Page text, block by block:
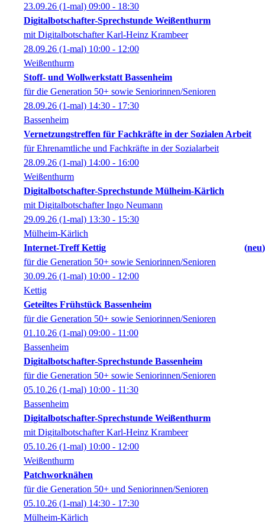
23.09.26 (1-mal) 09:00 - 18:30
Digitalbotschafter-Sprechstunde Weißenthurm
mit Digitalbotschafter Karl-Heinz Krambeer
28.09.26 (1-mal) 10:00 - 12:00
Weißenthurm
Stoff- und Wollwerkstatt Bassenheim
für die Generation 50+ sowie Seniorinnen/Senioren
28.09.26 (1-mal) 14:30 - 17:30
Bassenheim
Vernetzungstreffen für Fachkräfte in der Sozialen Arbeit
für Ehrenamtliche und Fachkräfte in der Sozialarbeit
28.09.26 (1-mal) 14:00 - 16:00
Weißenthurm
Digitalbotschafter-Sprechstunde Mülheim-Kärlich
mit Digitalbotschafter Ingo Neumann
29.09.26 (1-mal) 13:30 - 15:30
Mülheim-Kärlich
Internet-Treff Kettig
neu
für die Generation 50+ sowie Seniorinnen/Senioren
30.09.26 (1-mal) 10:00 - 12:00
Kettig
Geteiltes Frühstück Bassenheim
für die Generation 50+ sowie Seniorinnen/Senioren
01.10.26 (1-mal) 09:00 - 11:00
Bassenheim
Digitalbotschafter-Sprechstunde Bassenheim
für die Generation 50+ sowie Seniorinnen/Senioren
05.10.26 (1-mal) 10:00 - 11:30
Bassenheim
Digitalbotschafter-Sprechstunde Weißenthurm
mit Digitalbotschafter Karl-Heinz Krambeer
05.10.26 (1-mal) 10:00 - 12:00
Weißenthurm
Patchworknähen
für die Generation 50+ und Seniorinnen/Senioren
05.10.26 (1-mal) 14:30 - 17:30
Mülheim-Kärlich